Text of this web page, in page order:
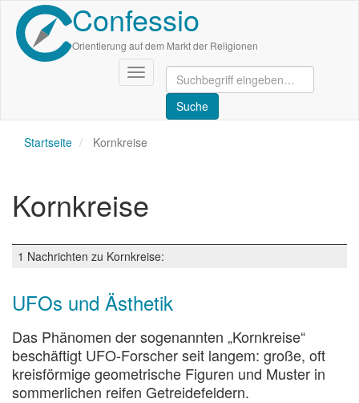
Direkt
zum
Inhalt
Confessio
Orientierung auf dem Markt der Religionen
Navigation
aktivieren/deaktivieren
Startseite Kornkreise
Kornkreise
1 Nachrichten zu Kornkreise:
UFOs und Ästhetik
Das Phänomen der sogenannten „Kornkreise“
beschäftigt UFO-Forscher seit langem: große, oft
kreisförmige geometrische Figuren und Muster in
sommerlichen reifen Getreidefeldern.